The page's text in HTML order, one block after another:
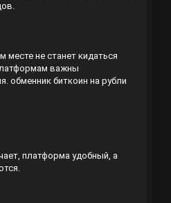
не станет кидаться
важны
обменник биткоин на рубли
платформа удобный, а